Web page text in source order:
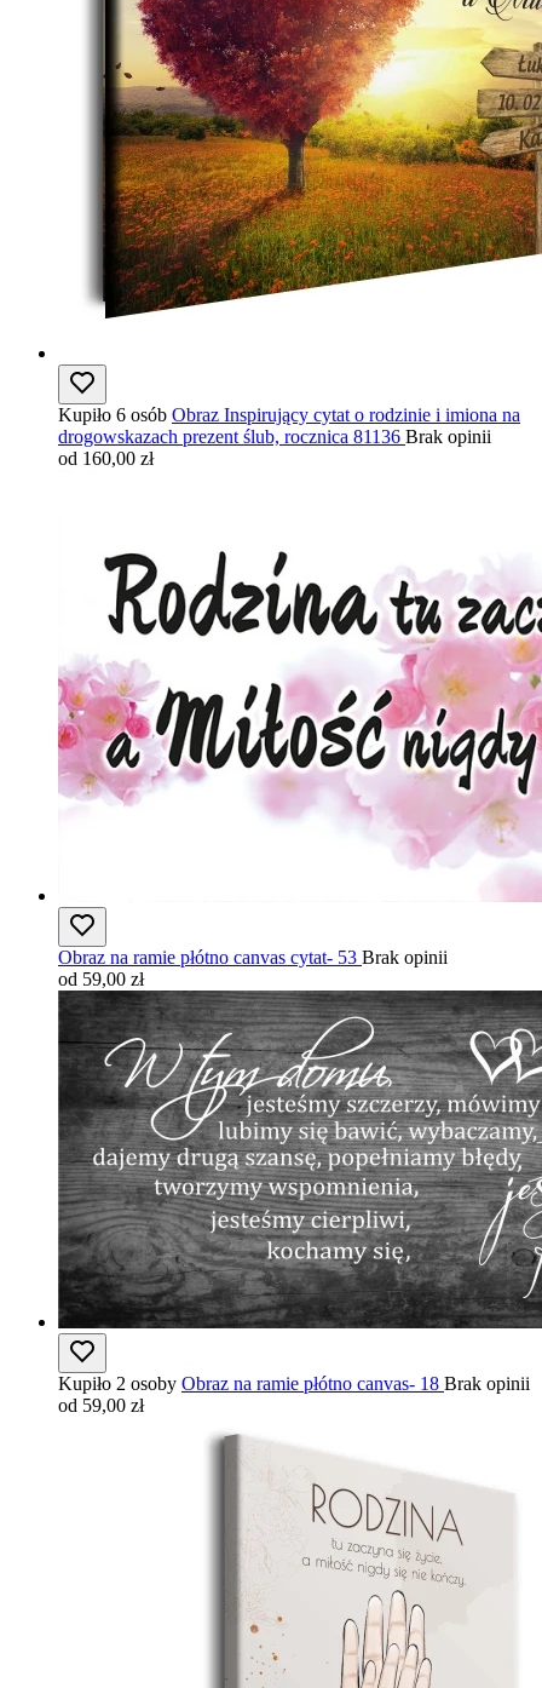
Kupiło 6 osób Obraz Inspirujący cytat o rodzinie i imiona na
drogowskazach prezent ślub, rocznica 81136 Brak opinii
od 160,00 zł
Obraz na ramie płótno canvas cytat- 53 Brak opinii
od 59,00 zł
Kupiło 2 osoby Obraz na ramie płótno canvas- 18 Brak opinii
od 59,00 zł